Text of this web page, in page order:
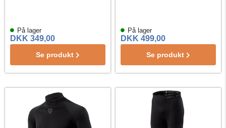
På lager
DKK 349,00
Se produkt
På lager
DKK 499,00
Se produkt